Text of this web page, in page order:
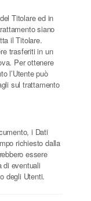
Titolare ed in
siano
il Titolare.
trasferiti in un
Per ottenere
l’Utente può
sul trattamento
i Dati
richiesto dalla
essere
di eventuali
degli Utenti.